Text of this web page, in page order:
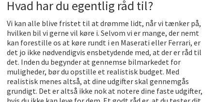
Hvad har du egentlig råd til?
Vi kan alle blive fristet til at drømme lidt, når vi tænker på,
hvilken bil vi gerne vil køre i. Selvom vi er mange, der nemt
kan forestille os at køre rundt i en Maserati eller Ferrari, er
det jo ikke nødvendigvis ensbetydende med, at der er råd til
det. Inden du begynder at gennemse bilmarkedet for
muligheder, bør du opstille et realistisk budget. Med
realistisk menes altså, at dine udgifter skal gennemgås
grundigt. Det er altså ikke nok at notere dine faste udgifter,